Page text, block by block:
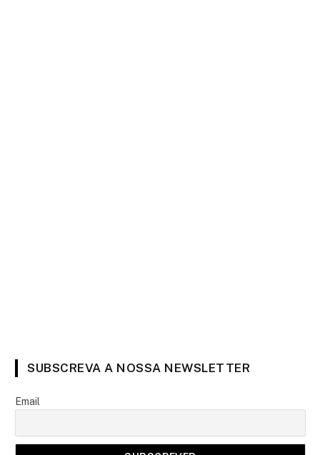
SUBSCREVA A NOSSA NEWSLETTER
Email